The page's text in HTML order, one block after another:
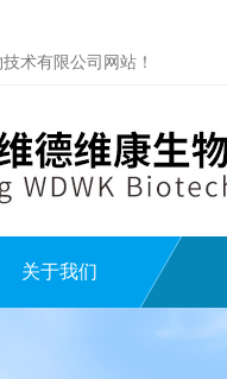
术有限公司网站！
关于我们